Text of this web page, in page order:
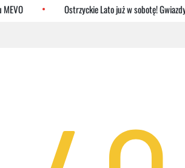
Ostrzyckie Lato już w sobotę!